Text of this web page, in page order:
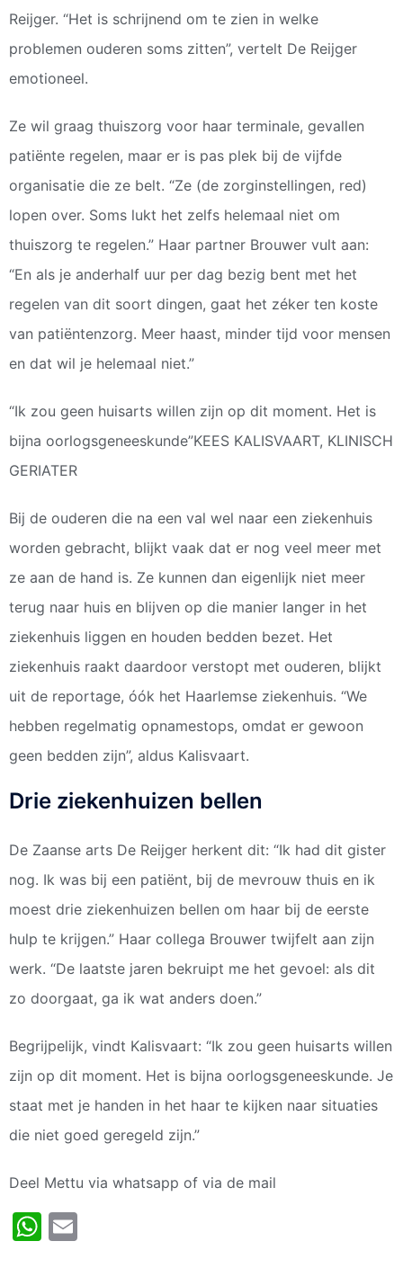
Reijger. “Het is schrijnend om te zien in welke
problemen ouderen soms zitten”, vertelt De Reijger
emotioneel.
Ze wil graag thuiszorg voor haar terminale, gevallen
patiënte regelen, maar er is pas plek bij de vijfde
organisatie die ze belt. “Ze (de zorginstellingen, red)
lopen over. Soms lukt het zelfs helemaal niet om
thuiszorg te regelen.” Haar partner Brouwer vult aan:
“En als je anderhalf uur per dag bezig bent met het
regelen van dit soort dingen, gaat het zéker ten koste
van patiëntenzorg. Meer haast, minder tijd voor mensen
en dat wil je helemaal niet.”
“Ik zou geen huisarts willen zijn op dit moment. Het is
bijna oorlogsgeneeskunde”KEES KALISVAART, KLINISCH
GERIATER
Bij de ouderen die na een val wel naar een ziekenhuis
worden gebracht, blijkt vaak dat er nog veel meer met
ze aan de hand is. Ze kunnen dan eigenlijk niet meer
terug naar huis en blijven op die manier langer in het
ziekenhuis liggen en houden bedden bezet. Het
ziekenhuis raakt daardoor verstopt met ouderen, blijkt
uit de reportage, óók het Haarlemse ziekenhuis. “We
hebben regelmatig opnamestops, omdat er gewoon
geen bedden zijn”, aldus Kalisvaart.
Drie ziekenhuizen bellen
De Zaanse arts De Reijger herkent dit: “Ik had dit gister
nog. Ik was bij een patiënt, bij de mevrouw thuis en ik
moest drie ziekenhuizen bellen om haar bij de eerste
hulp te krijgen.” Haar collega Brouwer twijfelt aan zijn
werk. “De laatste jaren bekruipt me het gevoel: als dit
zo doorgaat, ga ik wat anders doen.”
Begrijpelijk, vindt Kalisvaart: “Ik zou geen huisarts willen
zijn op dit moment. Het is bijna oorlogsgeneeskunde. Je
staat met je handen in het haar te kijken naar situaties
die niet goed geregeld zijn.”
Deel Mettu via whatsapp of via de mail
WhatsApp